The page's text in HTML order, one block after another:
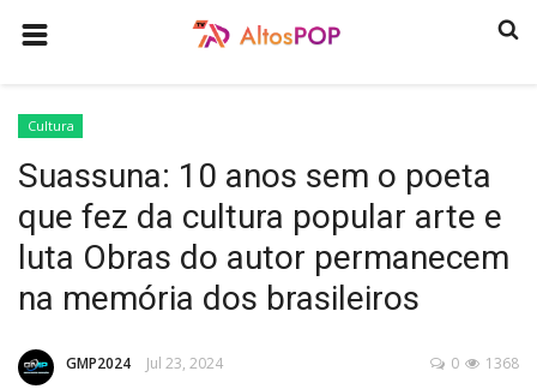
COMO ANUNCIAR
HISTÓRIA
ULTIMAS NOTICIAS
GASTRONOMIA
QUEM SOMOS
Cultura
Suassuna: 10 anos sem o poeta
que fez da cultura popular arte e
luta Obras do autor permanecem
na memória dos brasileiros
GMP2024 Jul 23, 2024 1368
0